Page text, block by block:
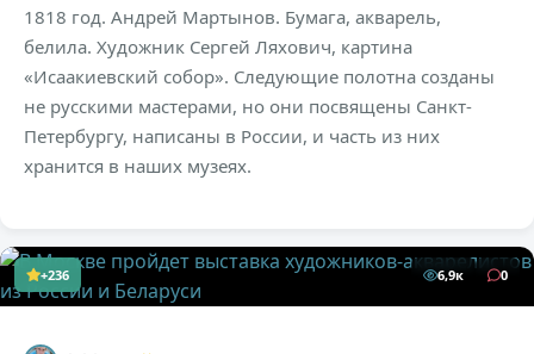
1818 год. Андрей Мартынов. Бумага, акварель,
белила. Художник Сергей Ляхович, картина
«Исаакиевский собор». Следующие полотна созданы
не русскими мастерами, но они посвящены Санкт-
Петербургу, написаны в России, и часть из них
хранится в наших музеях.
+236 6,9к 0